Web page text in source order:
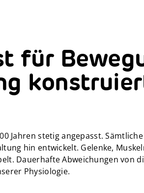
für
Jahren stetig angepasst.
hin entwickelt. Gelenke,
Dauerhafte Abweichungen von
Physiologie.